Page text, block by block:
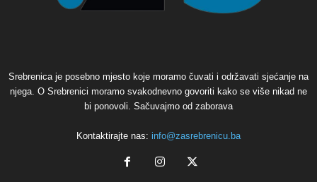
Srebrenica je posebno mjesto koje moramo čuvati i održavati sjećanje na
njega. O Srebrenici moramo svakodnevno govoriti kako se više nikad ne
bi ponovoli. Sačuvajmo od zaborava
Kontaktirajte nas: info@zasrebrenicu.ba